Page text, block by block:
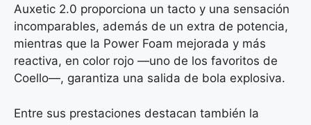
Auxetic 2.0 proporciona un tacto y una sensación
incomparables, además de un extra de potencia,
mientras que la Power Foam mejorada y más
reactiva, en color rojo —uno de los favoritos de
Coello—, garantiza una salida de bola explosiva.
Entre sus prestaciones destacan también la